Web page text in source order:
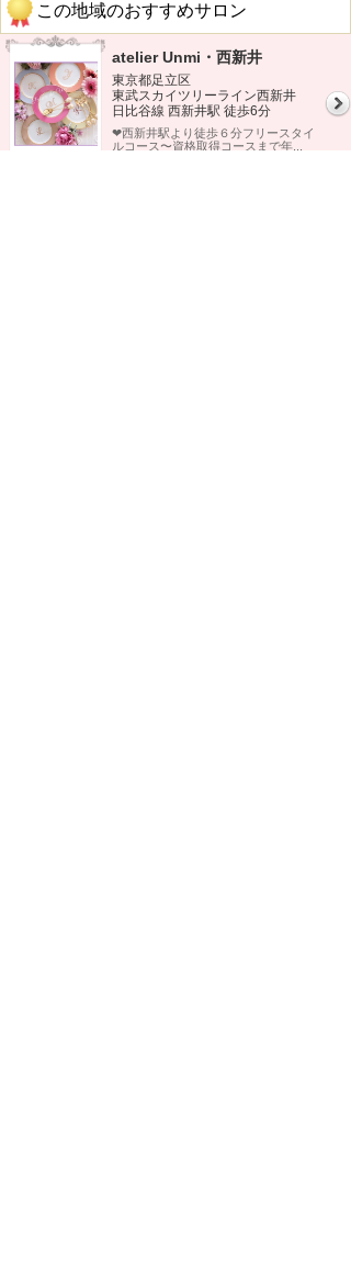
この地域のおすすめサロン
atelier Unmi・西新井
東京都足立区
東武スカイツリーライン西新井
日比谷線 西新井駅 徒歩6分
❤︎西新井駅より徒歩６分フリースタイ
ルコース〜資格取得コースまで年...